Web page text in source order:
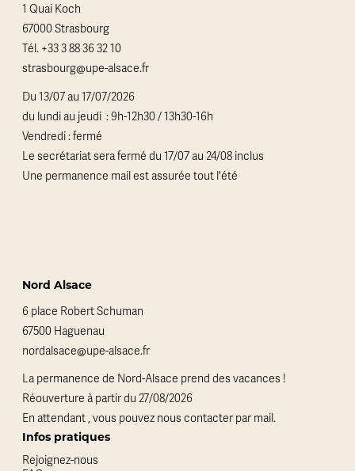
1 Quai Koch
67000 Strasbourg
Tél. +33 3 88 36 32 10
strasbourg@upe-alsace.fr
Du 13/07 au 17/07/2026
du lundi au jeudi : 9h-12h30 / 13h30-16h
Vendredi : fermé
Le secrétariat sera fermé du 17/07 au 24/08 inclus
Une permanence mail est assurée tout l'été
Nord Alsace
6 place Robert Schuman
67500 Haguenau
nordalsace@upe-alsace.fr
La permanence de Nord-Alsace prend des vacances !
Réouverture à partir du 27/08/2026
En attendant , vous pouvez nous contacter par mail.
Infos pratiques
Rejoignez-nous